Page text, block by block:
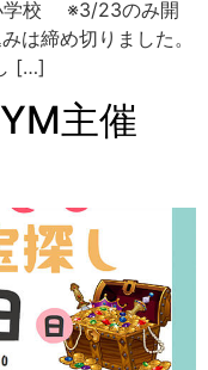
学校 ※3/23のみ開
は締め切りました。
[…]
主催